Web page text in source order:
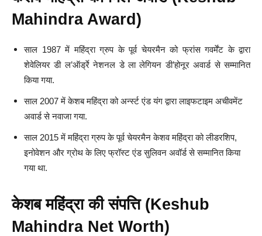
Mahindra Award)
साल 1987 में महिंद्रा ग्रुप के पूर्व चेयरमैन को फ्रांस गवर्मेंट के द्वारा
शेवेलियर डी ल’ऑर्ड्रे नेशनल डे ला लेगियन डी’होनूर अवार्ड से सम्मानित
किया गया.
साल 2007 में केशब महिंद्रा को अर्न्स्ट एंड यंग द्वारा लाइफटाइम अचीवमेंट
अवार्ड से नवाजा गया.
साल 2015 में महिंद्रा ग्रुप के पूर्व चेयरमैन केशव महिंद्रा को लीडरशिप,
इनोवेशन और ग्रोथ के लिए फ्रॉस्ट एंड सुलिवन अवॉर्ड से सम्मानित किया
गया था.
केशब महिंद्रा की संपत्ति (Keshub
Mahindra Net Worth)